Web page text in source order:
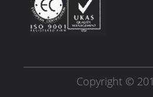
Copyright ©